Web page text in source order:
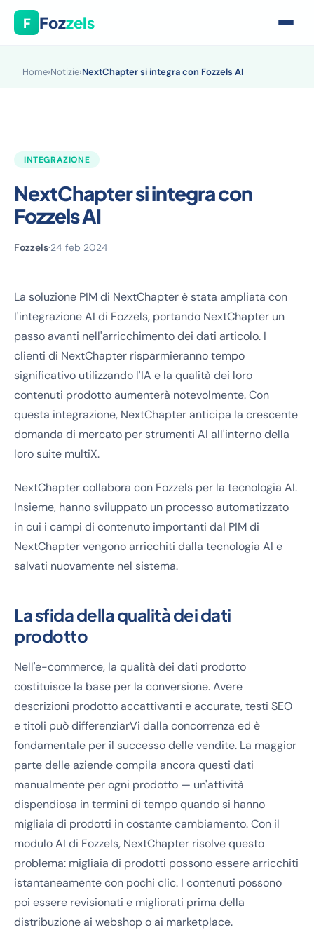
F Fozzels
Home›Notizie›NextChapter si integra con Fozzels AI
INTEGRAZIONE
NextChapter si integra con
Fozzels AI
Fozzels·24 feb 2024
La soluzione PIM di NextChapter è stata ampliata con
l'integrazione AI di Fozzels, portando NextChapter un
passo avanti nell'arricchimento dei dati articolo. I
clienti di NextChapter risparmieranno tempo
significativo utilizzando l'IA e la qualità dei loro
contenuti prodotto aumenterà notevolmente. Con
questa integrazione, NextChapter anticipa la crescente
domanda di mercato per strumenti AI all'interno della
loro suite multiX.
NextChapter collabora con Fozzels per la tecnologia AI.
Insieme, hanno sviluppato un processo automatizzato
in cui i campi di contenuto importanti dal PIM di
NextChapter vengono arricchiti dalla tecnologia AI e
salvati nuovamente nel sistema.
La sfida della qualità dei dati
prodotto
Nell'e-commerce, la qualità dei dati prodotto
costituisce la base per la conversione. Avere
descrizioni prodotto accattivanti e accurate, testi SEO
e titoli può differenziarVi dalla concorrenza ed è
fondamentale per il successo delle vendite. La maggior
parte delle aziende compila ancora questi dati
manualmente per ogni prodotto — un'attività
dispendiosa in termini di tempo quando si hanno
migliaia di prodotti in costante cambiamento. Con il
modulo AI di Fozzels, NextChapter risolve questo
problema: migliaia di prodotti possono essere arricchiti
istantaneamente con pochi clic. I contenuti possono
poi essere revisionati e migliorati prima della
distribuzione ai webshop o ai marketplace.